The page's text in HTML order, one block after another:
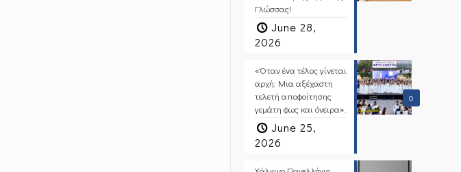
Γλώσσας!
June 28,
2026
0
«Όταν ένα τέλος γίνεται
αρχή: Μια αξέχαστη
τελετή αποφοίτησης
γεμάτη φως και όνειρα».
June 25,
2026